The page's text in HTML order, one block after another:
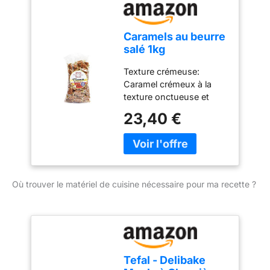
Caramels au beurre
salé 1kg
Texture crémeuse:
Caramel crémeux à la
texture onctueuse et
authentique: Préparé
avec du beurre salé à la
fleur de sel de Guérande
consommation
4% dans les caramels
traditionnels Fabrication
artisanale: Élaboré
23,40 €
Où trouver le matériel de cuisine nécessaire pour ma recette ?
Tefal - Delibake